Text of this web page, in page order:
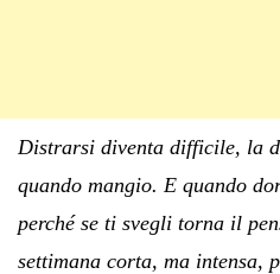
Distrarsi diventa difficile, la
quando mangio. E quando
perché se ti svegli torna il
settimana corta, ma intensa,